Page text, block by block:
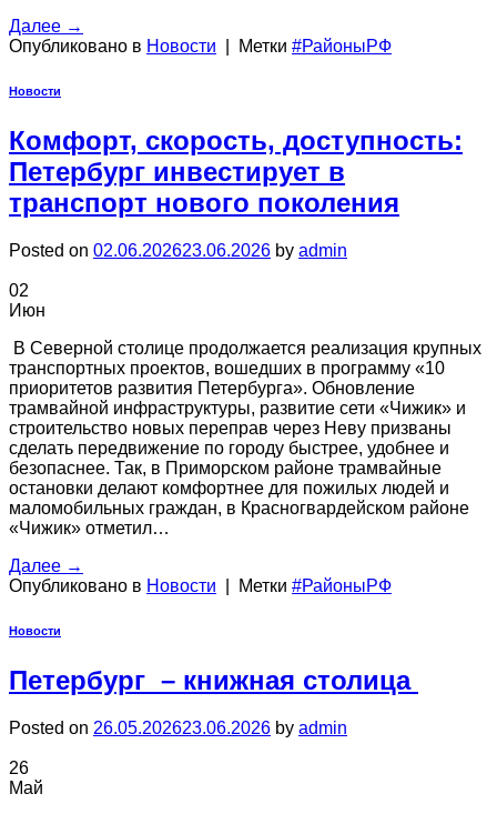
Далее →
Опубликовано в Новости Метки #РайоныРФ
Новости
Комфорт, скорость, доступность:
Петербург инвестирует в
транспорт нового поколения
Posted on 02.06.202623.06.2026 by admin
02
Июн
В Северной столице продолжается реализация крупных
транспортных проектов, вошедших в программу «10
приоритетов развития Петербурга». Обновление
трамвайной инфраструктуры, развитие сети «Чижик» и
строительство новых переправ через Неву призваны
сделать передвижение по городу быстрее, удобнее и
безопаснее. Так, в Приморском районе трамвайные
остановки делают комфортнее для пожилых людей и
маломобильных граждан, в Красногвардейском районе
«Чижик» отметил…
Далее →
Опубликовано в Новости Метки #РайоныРФ
Новости
Петербург – книжная столица
Posted on 26.05.202623.06.2026 by admin
26
Май